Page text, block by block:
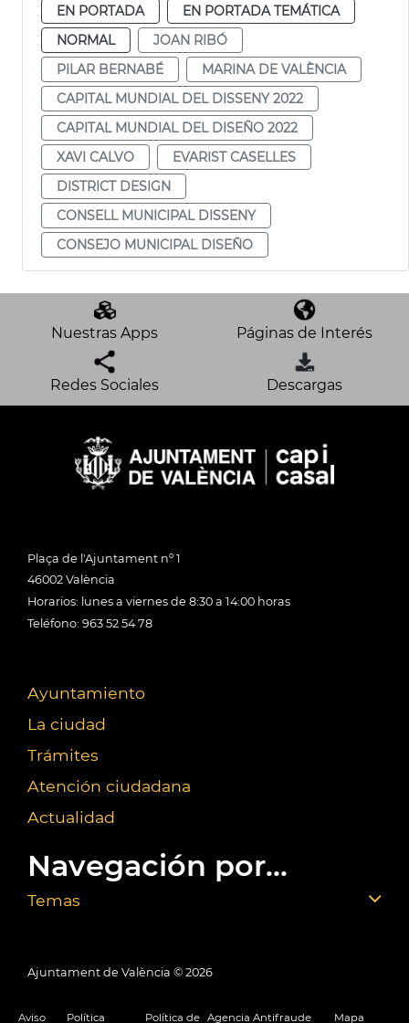
EN PORTADA
EN PORTADA TEMÁTICA
NORMAL
JOAN RIBÓ
PILAR BERNABÉ
MARINA DE VALÈNCIA
CAPITAL MUNDIAL DEL DISSENY 2022
CAPITAL MUNDIAL DEL DISEÑO 2022
XAVI CALVO
EVARIST CASELLES
DISTRICT DESIGN
CONSELL MUNICIPAL DISSENY
CONSEJO MUNICIPAL DISEÑO
Nuestras Apps Páginas de Interés
Redes Sociales Descargas
Plaça de l'Ajuntament nº 1
46002 València
Horarios: lunes a viernes de 8:30 a 14:00 horas
Teléfono: 963 52 54 78
Ayuntamiento
La ciudad
Trámites
Atención ciudadana
Actualidad
Navegación por...
Temas
Ajuntament de València © 2026
Aviso Política Política de Agencia Antifraude Mapa